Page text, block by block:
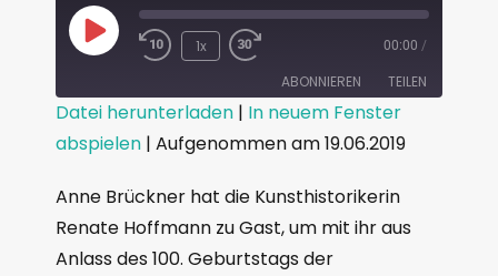
1x 00:00 /
ABONNIEREN TEILEN
RSS FEED
TEILEN
LINK
EMBED
Datei herunterladen | In neuem Fenster
abspielen | Aufgenommen am 19.06.2019
Anne Brückner hat die Kunsthistorikerin
Renate Hoffmann zu Gast, um mit ihr aus
Anlass des 100. Geburtstags der